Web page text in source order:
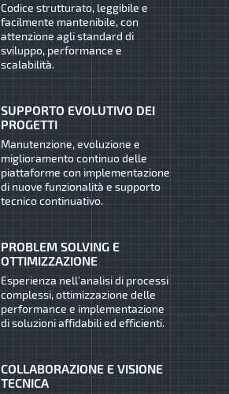
Codice strutturato, leggibile e
facilmente mantenibile, con
attenzione agli standard di
sviluppo, performance e
scalabilità.
SUPPORTO EVOLUTIVO DEI
PROGETTI
Manutenzione, evoluzione e
miglioramento continuo delle
piattaforme con implementazione
di nuove funzionalità e supporto
tecnico continuativo.
PROBLEM SOLVING E
OTTIMIZZAZIONE
Esperienza nell’analisi di processi
complessi, ottimizzazione delle
performance e implementazione
di soluzioni affidabili ed efficienti.
COLLABORAZIONE E VISIONE
TECNICA